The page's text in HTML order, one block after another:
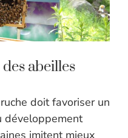
abeilles
doit favoriser un
développement
imitent mieux